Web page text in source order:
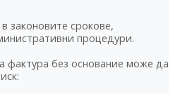
законовите срокове,
процедури.
фактура без основание може да